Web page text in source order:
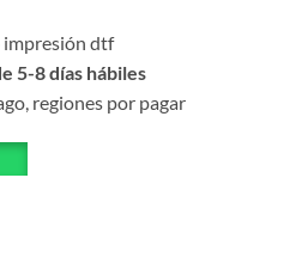
dtf
5-8 días hábiles
regiones por pagar